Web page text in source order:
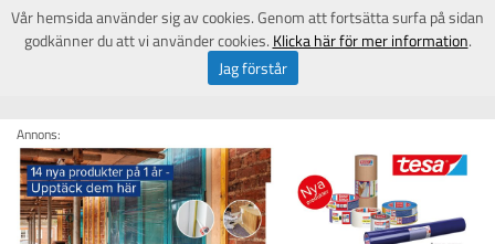
Annons:
Vår hemsida använder sig av cookies. Genom att fortsätta surfa på sidan
godkänner du att vi använder cookies. Klicka här för mer information.
Jag förstår